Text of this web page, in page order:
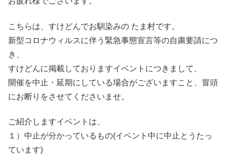
こちらは、すけどんでお馴染みの たま村です。
新型コロナウィルスに伴う緊急事態宣言等の自粛要請につ
き、
すけどんに掲載しておりますイベントにつきまして、
開催を中止・延期にしている場合がございますこと、冒頭
にお断りをさせてくださいませ。
ご紹介しますイベントは、
１）中止が分かっているもの(イベント中に中止とうたっ
ています)